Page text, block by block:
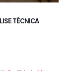
TÉCNICA